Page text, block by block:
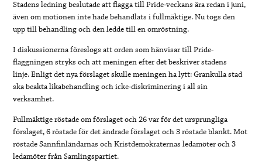
Stadens ledning beslutade att flagga till Pride-veckans ära redan i juni,
även om motionen inte hade behandlats i fullmäktige. Nu togs den
upp till behandling och den ledde till en omröstning.
I diskussionerna föreslogs att orden som hänvisar till Pride-
flaggningen stryks och att meningen efter det beskriver stadens
linje.Enligt det nya förslaget skulle meningen ha lytt: Grankulla stad
ska beakta likabehandling och icke-diskriminering i all sin
verksamhet.
Fullmäktige röstade om förslaget och 26 var för det ursprungliga
förslaget, 6 röstade för det ändrade förslaget och 3 röstade blankt. Mot
röstade Sannfinländarnas och Kristdemokraternas ledamöter och 3
ledamöter från Samlingspartiet.